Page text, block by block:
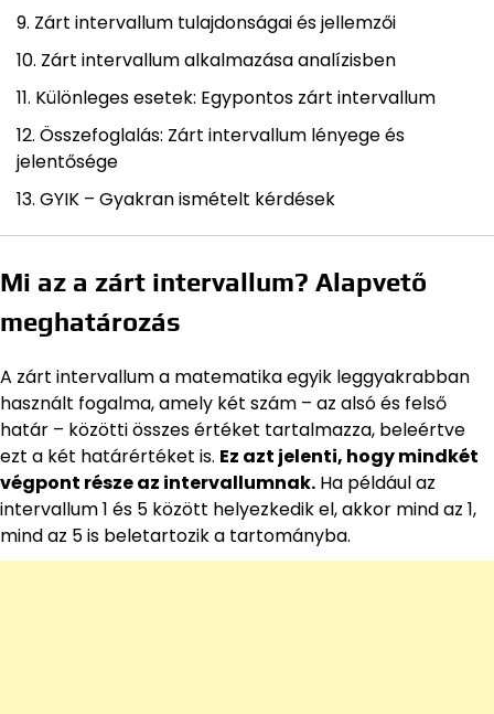
Zárt intervallum tulajdonságai és jellemzői
Zárt intervallum alkalmazása analízisben
Különleges esetek: Egypontos zárt intervallum
Összefoglalás: Zárt intervallum lényege és
jelentősége
GYIK – Gyakran ismételt kérdések
Mi az a zárt intervallum? Alapvető
meghatározás
A zárt intervallum a matematika egyik leggyakrabban
használt fogalma, amely két szám – az alsó és felső
határ – közötti összes értéket tartalmazza, beleértve
ezt a két határértéket is. Ez azt jelenti, hogy mindkét
végpont része az intervallumnak. Ha például az
intervallum 1 és 5 között helyezkedik el, akkor mind az 1,
mind az 5 is beletartozik a tartományba.